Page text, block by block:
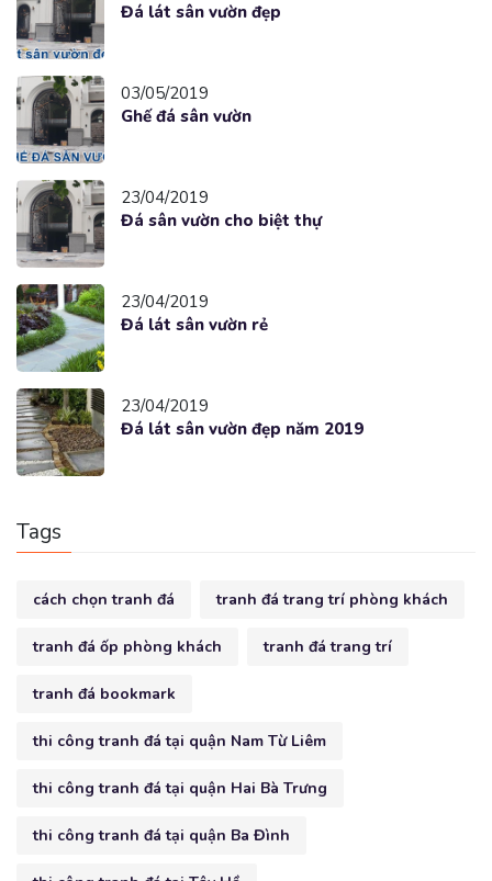
Đá lát sân vườn đẹp
03/05/2019
Ghế đá sân vườn
23/04/2019
Đá sân vườn cho biệt thự
23/04/2019
Đá lát sân vườn rẻ
23/04/2019
Đá lát sân vườn đẹp năm 2019
Tags
cách chọn tranh đá tranh đá trang trí phòng khách
tranh đá ốp phòng khách tranh đá trang trí
tranh đá bookmark
thi công tranh đá tại quận Nam Từ Liêm
thi công tranh đá tại quận Hai Bà Trưng
thi công tranh đá tại quận Ba Đình